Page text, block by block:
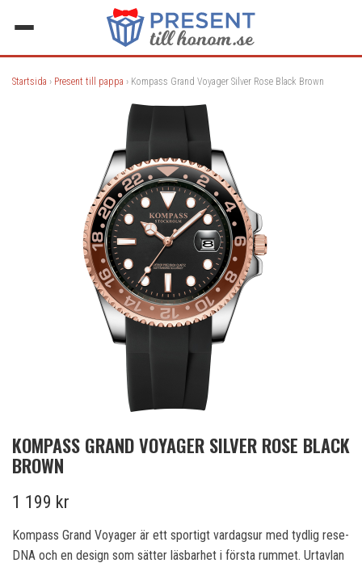
Startsida › Present till pappa › Kompass Grand Voyager Silver Rose Black Brown
KOMPASS GRAND VOYAGER SILVER ROSE BLACK
BROWN
1 199 kr
Kompass Grand Voyager är ett sportigt vardagsur med tydlig rese-
DNA och en design som sätter läsbarhet i första rummet. Urtavlan